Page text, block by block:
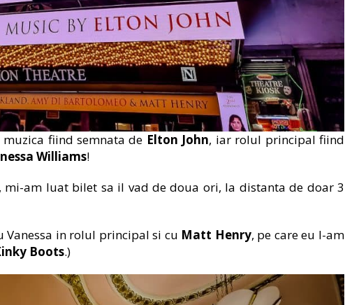
fiind semnata de Elton John, iar rolul principal fiind
Williams!
mi-am luat bilet sa il vad de doua ori, la distanta de doar 3
in rolul principal si cu Matt Henry, pe care eu l-am
Boots.)